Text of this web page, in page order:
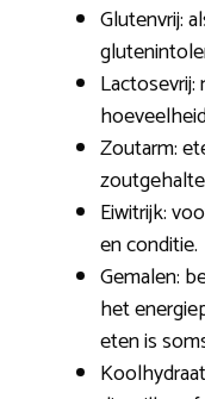
Glutenvrij:
Zoutarm:
Eiwitrijk:
en conditie.
Gemalen:
het
eten is